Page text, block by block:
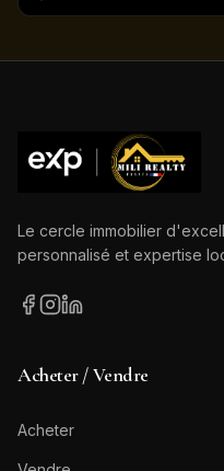
Le cercle immobilier
personnalisé et expertise
Acheter / Vendre
Acheter